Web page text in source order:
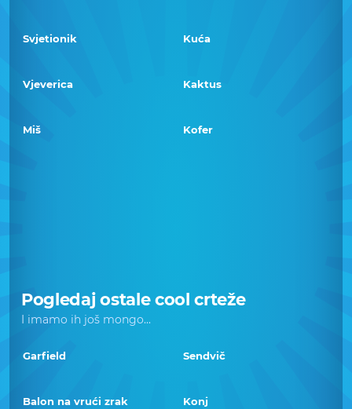
Svjetionik Kuća
Vjeverica Kaktus
Miš Kofer
Pogledaj ostale cool crteže
I imamo ih još mongo...
Garfield Sendvič
Balon na vrući zrak Konj